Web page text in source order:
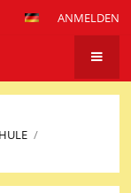
ANMELDEN
/